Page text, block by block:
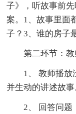
子》，听故事前
案。1、故事里面
子？3、谁的房子
第二环节：
1、 教师播放
并生动的讲述故事
2、 回答问题